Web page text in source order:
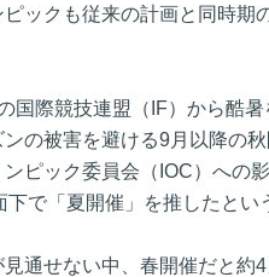
ックも従来の計画と同時期
国際競技連盟（IF）から酷
の被害を避ける9月以降の
ピック委員会（IOC）への
で「夏開催」を推したとい
通せない中、春開催だと約